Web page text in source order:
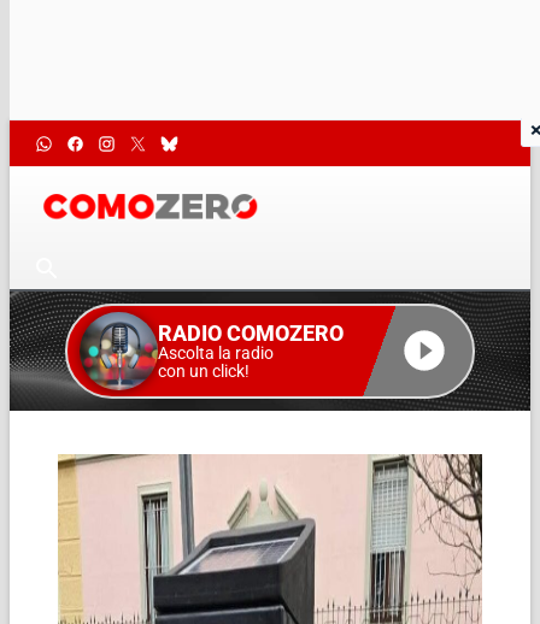
RADIO COMOZERO
Ascolta la radio
con un click!